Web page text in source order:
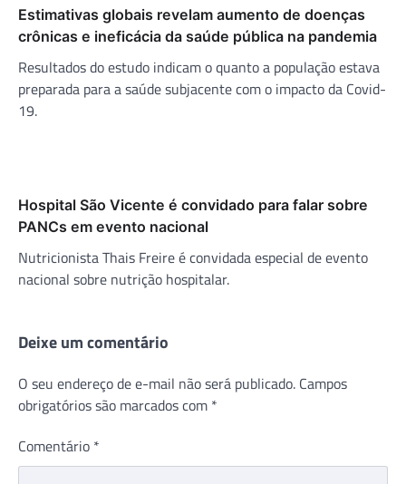
Estimativas globais revelam aumento de doenças
crônicas e ineficácia da saúde pública na pandemia
Resultados do estudo indicam o quanto a população estava
preparada para a saúde subjacente com o impacto da Covid-
19.
Hospital São Vicente é convidado para falar sobre
PANCs em evento nacional
Nutricionista Thais Freire é convidada especial de evento
nacional sobre nutrição hospitalar.
Deixe um comentário
O seu endereço de e-mail não será publicado. Campos
obrigatórios são marcados com *
Comentário *